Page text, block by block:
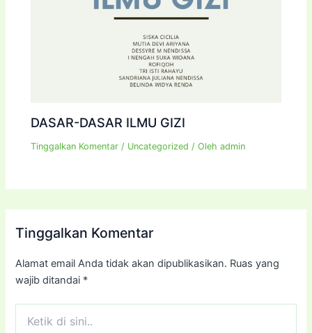
DASAR-DASAR ILMU GIZI
Tinggalkan Komentar / Uncategorized / Olehadmin
Tinggalkan Komentar
Alamat email Anda tidak akan dipublikasikan. Ruas yang
wajib ditandai *